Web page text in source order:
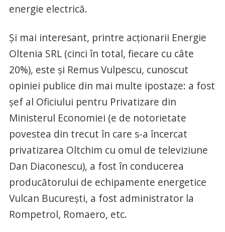
energie electrică.
Și mai interesant, printre acționarii Energie
Oltenia SRL (cinci în total, fiecare cu câte
20%), este și Remus Vulpescu, cunoscut
opiniei publice din mai multe ipostaze: a fost
șef al Oficiului pentru Privatizare din
Ministerul Economiei (e de notorietate
povestea din trecut în care s-a încercat
privatizarea Oltchim cu omul de televiziune
Dan Diaconescu), a fost în conducerea
producătorului de echipamente energetice
Vulcan București, a fost administrator la
Rompetrol, Romaero, etc.